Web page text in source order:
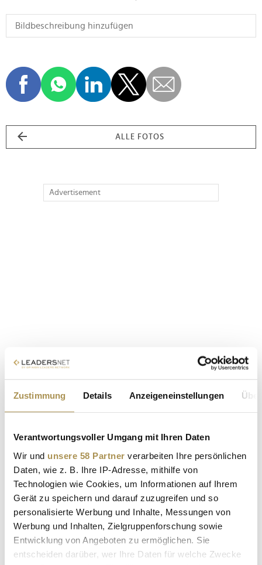
Zustimmung Details Anzeigeneinstellungen
Verantwortungsvoller Umgang mit Ihren Daten
Wir und unsere 58 Partner verarbeiten Ihre persönlichen
Daten, wie z. B. Ihre IP-Adresse, mithilfe von
Technologien wie Cookies, um Informationen auf Ihrem
Gerät zu speichern und darauf zuzugreifen und so
personalisierte Werbung und Inhalte, Messungen von
Werbung und Inhalten, Zielgruppenforschung sowie
Entwicklung von Angeboten zu ermöglichen. Sie
entscheiden darüber, wer Ihre Daten für welche Zwecke
ALLE FOTOS
Advertisement